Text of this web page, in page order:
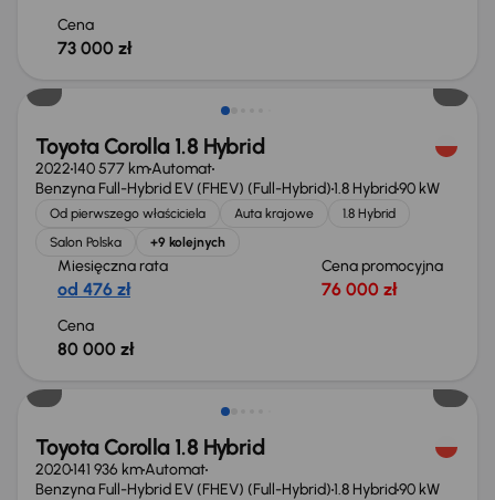
Cena
73 000 zł
Toyota Corolla 1.8 Hybrid
2022140 577 kmAutomat
Benzyna Full-Hybrid EV (FHEV) (Full-Hybrid)1.8 Hybrid90 kW
Od pierwszego właściciela Auta krajowe
1.8 Hybrid
Salon Polska
+9 kolejnych
Miesięczna rata
od 476 zł
Cena promocyjna
76 000 zł
Cena
80 000 zł
Taniej o 1 000 zł
Toyota Corolla 1.8 Hybrid
2020141 936 kmAutomat
Benzyna Full-Hybrid EV (FHEV) (Full-Hybrid)1.8 Hybrid90 kW